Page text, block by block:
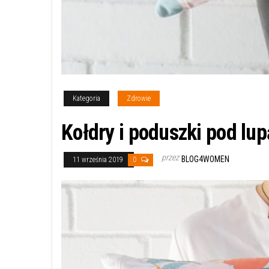
Kategoria Zdrowie
Kołdry i poduszki pod
11 września 2019 0 przez BLOG4WOMEN